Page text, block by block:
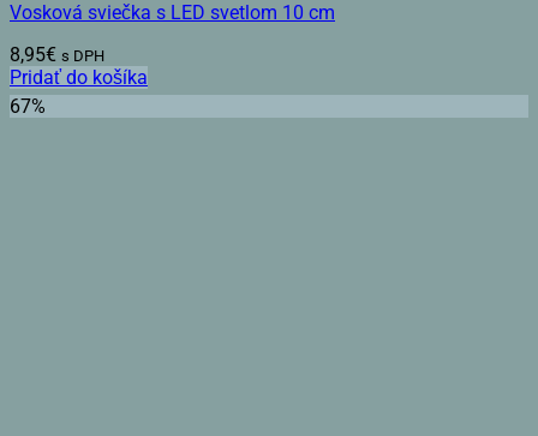
Vosková sviečka s LED svetlom 10 cm
8,95€ s DPH
Pridať do košíka
67%